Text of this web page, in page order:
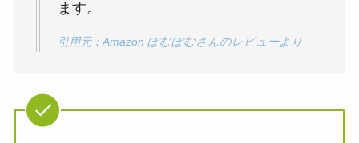
ます。
引用元：Amazon ぽむぽむさんのレビューより